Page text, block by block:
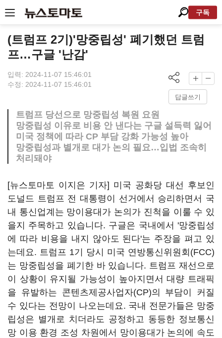
구독
(트럼프 2기)'망중립성' 폐기했던 트럼
프…구글 '난감'
입력: 2024-11-07 15:46:01
수정: 2024-11-07 15:46:01
답글쓰기
트럼프 당선으로 망중립성 복원 요원
망중립성 이유로 비용 안 낸다는 구글 설득력 잃어
미국 정책에 따라 CP 부담 강화 가능성 높아
망중립성과 별개로 대가 논의 필요…입법 조속히
처리돼야
[뉴스토마토 이지은 기자] 미국 공화당 대선 후보인
도널드 트럼프 전 대통령이 선거에서 승리하면서 국
내 통신업계는 망이용대가 논의가 진척을 이룰 수 있
을지 주목하고 있습니다. 구글은 국내에서 '망중립성
에 따라 비용을 내지 않아도 된다'는 주장을 펴고 있
는데요. 트럼프 1기 당시 미국 연방통신위원회(FCC)
는 망중립성을 폐기한 바 있습니다. 트럼프 재선으로
이 상황이 유지될 가능성이 높아지면서 대량 트래픽
을 유발하는 콘텐츠제공사업자(CP)의 부담이 커질
수 있다는 전망이 나오는데요. 국내 전문가들은 망중
립성은 별개로 치더라도 공정하고 동등한 정보통신
망 이용 환경 조성 차원에서 망이용대가 논의에 속도